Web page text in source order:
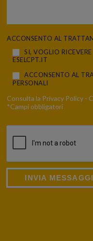
ACCONSENTO AL
SI, VOGLIO
ESELCPT.IT
ACCONSENTO AL
PERSONALI
Consulta la Privacy Policy -
*Campi obbligatori
INVIA